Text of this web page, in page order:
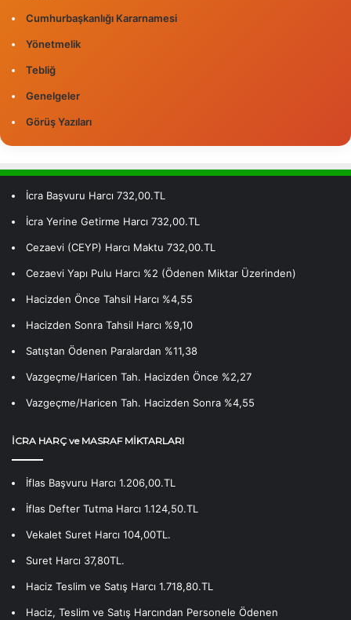
Cumhurbaşkanlığı Kararnamesi
Yönetmelik
Tebliğ
Genelgeler
Görüş Yazıları
İcra Başvuru Harcı 732,00.TL
İcra Yerine Getirme Harcı 732,00.TL
Cezaevi (CEYP) Harcı Maktu 732,00.TL
Cezaevi Yapı Pulu Harcı %2 (Ödenen Miktar Üzerinden)
Hacizden Önce Tahsil Harcı %4,55
Hacizden Sonra Tahsil Harcı %9,10
Satıştan Ödenen Paralardan %11,38
Vazgeçme/Haricen Tah. Hacizden Önce %2,27
Vazgeçme/Haricen Tah. Hacizden Sonra %4,55
İCRA HARÇ ve MASRAF MİKTARLARI
İflas Başvuru Harcı 1.206,00.TL
İflas Defter Tutma Harcı 1.124,50.TL
Vekalet Suret Harcı 104,00TL.
Suret Harcı 37,80TL.
Haciz Teslim ve Satış Harcı 1.718,80.TL
Haciz, Teslim ve Satış Harcından Personele Ödenen